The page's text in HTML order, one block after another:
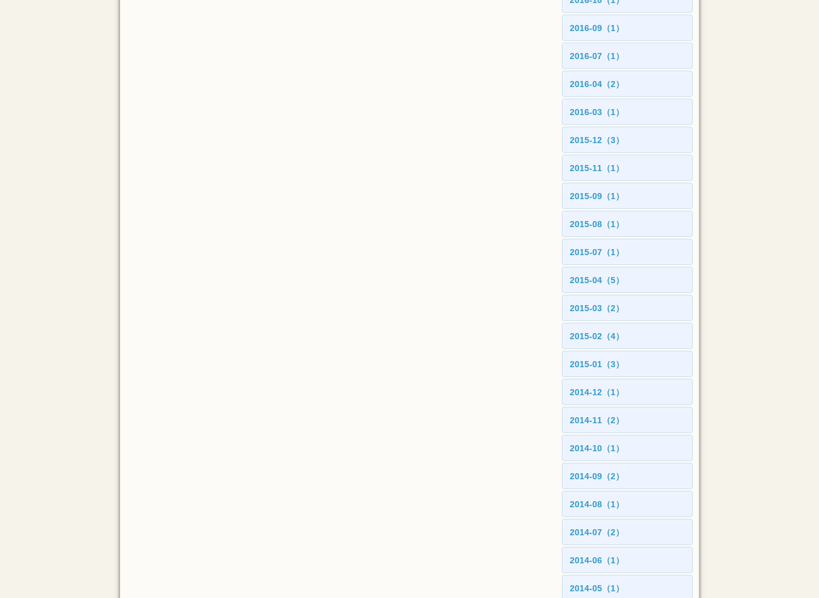
2016-09（1）
2016-07（1）
2016-04（2）
2016-03（1）
2015-12（3）
2015-11（1）
2015-09（1）
2015-08（1）
2015-07（1）
2015-04（5）
2015-03（2）
2015-02（4）
2015-01（3）
2014-12（1）
2014-11（2）
2014-10（1）
2014-09（2）
2014-08（1）
2014-07（2）
2014-06（1）
2014-05（1）